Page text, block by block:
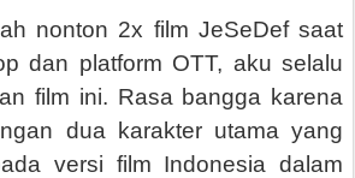
2x film JeSeDef saat
dan platform OTT, aku selalu
film ini. Rasa bangga karena
dua karakter utama yang
versi film Indonesia dalam